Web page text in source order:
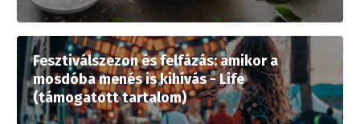
Fesztiválszezon és felfázás: amikor a
mosdóba menés is kihívás - Life
(támogatott tartalom)